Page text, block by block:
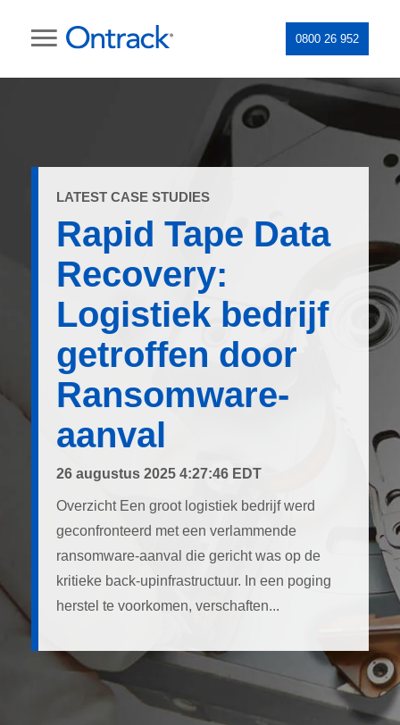
0800 26 952
LATEST CASE STUDIES
Rapid Tape Data
Recovery:
Logistiek bedrijf
getroffen door
Ransomware-
aanval
26 augustus 2025 4:27:46 EDT
Overzicht Een groot logistiek bedrijf werd
geconfronteerd met een verlammende
ransomware-aanval die gericht was op de
kritieke back-upinfrastructuur. In een poging
herstel te voorkomen, verschaften...